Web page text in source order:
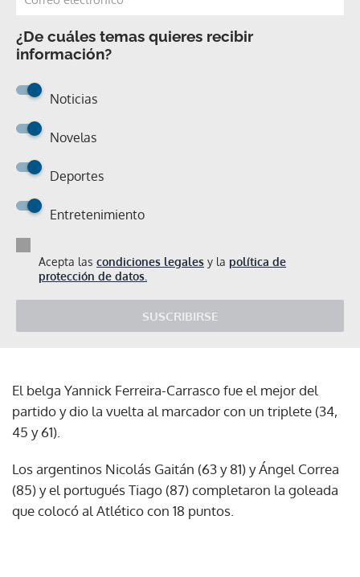
¿De cuáles temas quieres recibir
información?
Noticias
Novelas
Deportes
Entretenimiento
Acepta las condiciones legales y la política de
protección de datos.
SUSCRIBIRSE
El belga Yannick Ferreira-Carrasco fue el mejor del
partido y dio la vuelta al marcador con un triplete (34,
45 y 61).
Los argentinos Nicolás Gaitán (63 y 81) y Ángel Correa
(85) y el portugués Tiago (87) completaron la goleada
que colocó al Atlético con 18 puntos.